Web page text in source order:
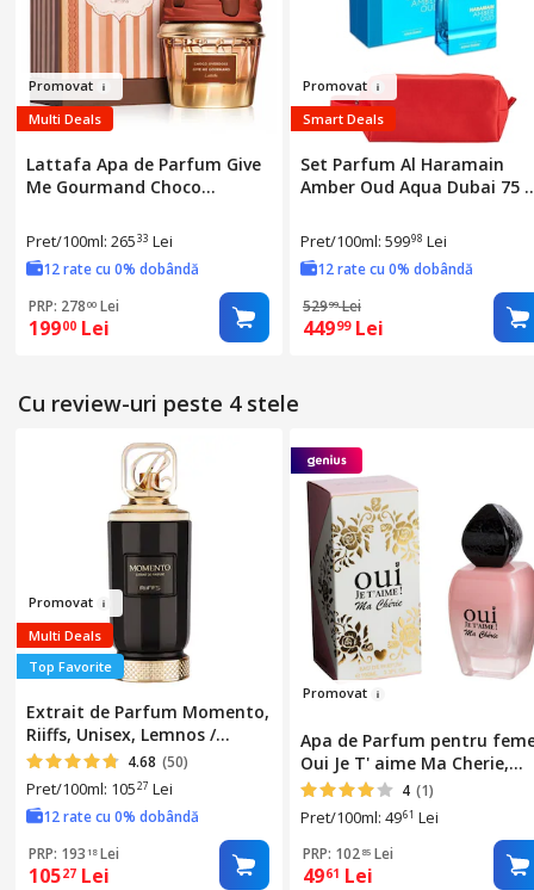
Promovat
Multi Deals
Lattafa Apa de Parfum Give
Me Gourmand Choco
arabesc, note de ciocolată și
vanilie, pentru femei
Pret/100ml: 26533 Lei
12 rate cu 0% dobândă
PRP: 278 00 Lei
19900 Lei
Promovat
Smart Deals
Set Parfum Al Haramain
Amber Oud Aqua Dubai 75
Arabesc, Barbati Femei
Unisex, Gentuta parfumuri
Pret/100ml: 59998 Lei
12 rate cu 0% dobândă
52999 Lei
44999 Lei
Cu review-uri peste 4 stele
Promovat
Multi Deals
Top Favorite
Extrait de Parfum Momento,
Riiffs, Unisex, Lemnos /
Condimentat, 100ml
4.68 (50)
Pret/100ml: 10527 Lei
12 rate cu 0% dobândă
PRP: 193 18 Lei
10527 Lei
Promovat
Apa de Parfum pentru
Oui Je T' aime Ma Cherie,
Linn Young, 100 ml
4 (1)
Pret/100ml: 4961 Lei
PRP: 102 85 Lei
4961 Lei